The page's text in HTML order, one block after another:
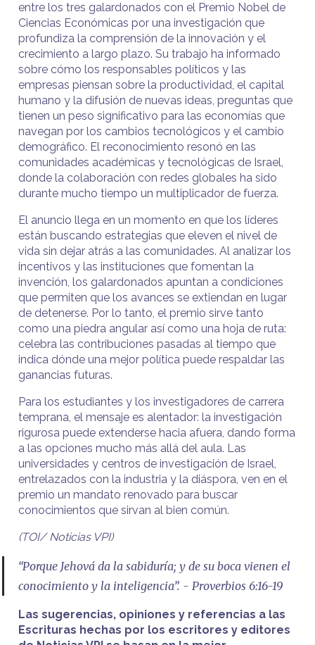
entre los tres galardonados con el Premio Nobel de
Ciencias Económicas por una investigación que
profundiza la comprensión de la innovación y el
crecimiento a largo plazo. Su trabajo ha informado
sobre cómo los responsables políticos y las
empresas piensan sobre la productividad, el capital
humano y la difusión de nuevas ideas, preguntas que
tienen un peso significativo para las economías que
navegan por los cambios tecnológicos y el cambio
demográfico. El reconocimiento resonó en las
comunidades académicas y tecnológicas de Israel,
donde la colaboración con redes globales ha sido
durante mucho tiempo un multiplicador de fuerza.
El anuncio llega en un momento en que los líderes
están buscando estrategias que eleven el nivel de
vida sin dejar atrás a las comunidades. Al analizar los
incentivos y las instituciones que fomentan la
invención, los galardonados apuntan a condiciones
que permiten que los avances se extiendan en lugar
de detenerse. Por lo tanto, el premio sirve tanto
como una piedra angular así como una hoja de ruta:
celebra las contribuciones pasadas al tiempo que
indica dónde una mejor política puede respaldar las
ganancias futuras.
Para los estudiantes y los investigadores de carrera
temprana, el mensaje es alentador: la investigación
rigurosa puede extenderse hacia afuera, dando forma
a las opciones mucho más allá del aula. Las
universidades y centros de investigación de Israel,
entrelazados con la industria y la diáspora, ven en el
premio un mandato renovado para buscar
conocimientos que sirvan al bien común.
(TOI/ Noticias VPI)
“Porque Jehová da la sabiduría; y de su boca vienen el
conocimiento y la inteligencia”. - Proverbios 6:16-19
Las sugerencias, opiniones y referencias a las
Escrituras hechas por los escritores y editores